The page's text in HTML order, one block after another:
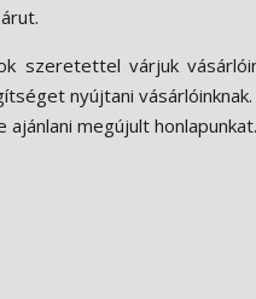
szeretettel várjuk
nyújtani vásárlóinknak.
megújult